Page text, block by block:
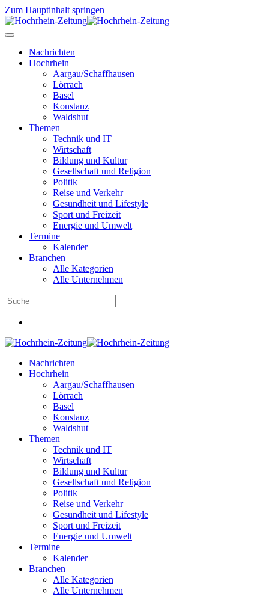
Zum Hauptinhalt springen
Nachrichten
Hochrhein
Aargau/Schaffhausen
Lörrach
Basel
Konstanz
Waldshut
Themen
Technik und IT
Wirtschaft
Bildung und Kultur
Gesellschaft und Religion
Politik
Reise und Verkehr
Gesundheit und Lifestyle
Sport und Freizeit
Energie und Umwelt
Termine
Kalender
Branchen
Alle Kategorien
Alle Unternehmen
Nachrichten
Hochrhein
Aargau/Schaffhausen
Lörrach
Basel
Konstanz
Waldshut
Themen
Technik und IT
Wirtschaft
Bildung und Kultur
Gesellschaft und Religion
Politik
Reise und Verkehr
Gesundheit und Lifestyle
Sport und Freizeit
Energie und Umwelt
Termine
Kalender
Branchen
Alle Kategorien
Alle Unternehmen